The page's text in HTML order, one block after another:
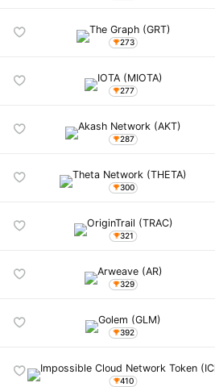
273
277
287
300
321
329
392
410